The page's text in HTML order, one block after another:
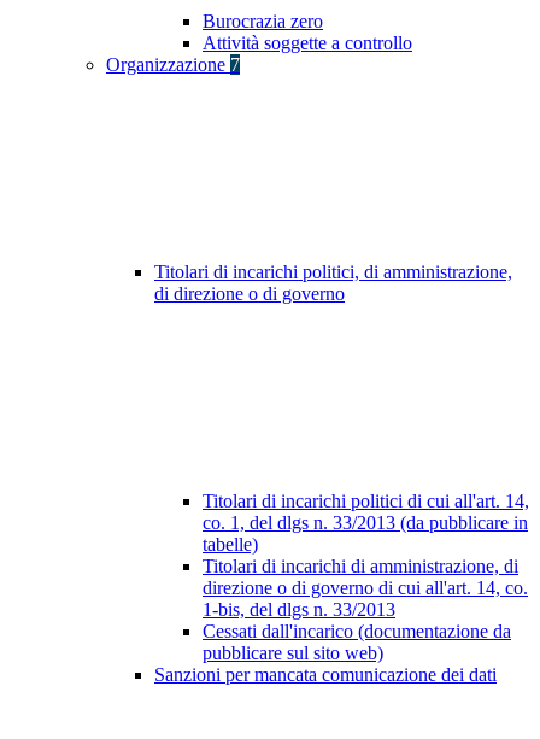
Burocrazia zero
Attività soggette a controllo
Organizzazione 7
Titolari di incarichi politici, di amministrazione,
di direzione o di governo
Titolari di incarichi politici di cui all'art. 14,
co. 1, del dlgs n. 33/2013 (da pubblicare in
tabelle)
Titolari di incarichi di amministrazione, di
direzione o di governo di cui all'art. 14, co.
1-bis, del dlgs n. 33/2013
Cessati dall'incarico (documentazione da
pubblicare sul sito web)
Sanzioni per mancata comunicazione dei dati